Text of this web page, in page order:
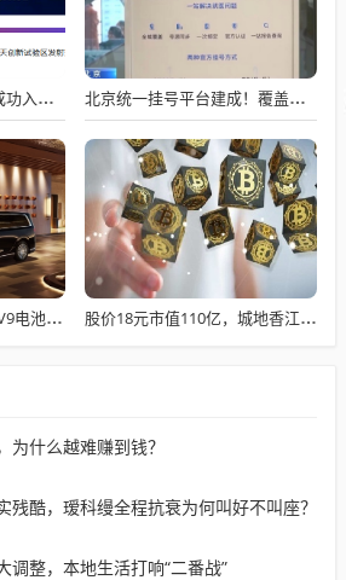
蓝箭航天宣布朱雀三号成功入轨，技术突破五大项，深入排查回收失败原因 北京统一挂号平台建成！覆盖近300家二三甲医院号源
鸿蒙智行首款MPV 智界V9电池信息曝光：WLTC最远续航223km 股价18元市值110亿，城地香江却被查出连续7季财报失真
为什么越难赚到钱？
残酷，瑷科缦全程抗衰为何叫好不叫座？
调整，本地生活打响“二番战”